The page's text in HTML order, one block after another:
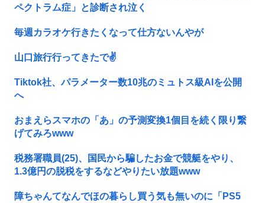
ペクトラム症」と診断され泣く
毎週カラオケ行きたくなって仕方ないんやが
山口旅行行ってきたで✌️
Tiktok社、パラメーター数10兆のミュトス級AIを公開
へ
おまえらスマホの「あ」の予測変換1個目を続く限り繋
げてみろwww
税務署職員(25)、国民から騙したお金で競艇をやり、
1.3億円の脱税をするなどやりたい放題www
障ちゃんてなんでほの暮らし買う気も無いのに「PS5